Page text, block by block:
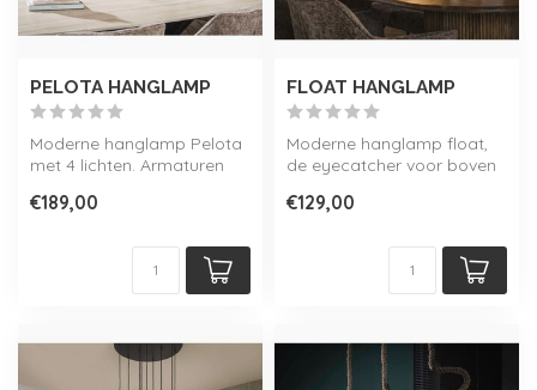
PELOTA HANGLAMP
Moderne hanglamp Pelota
met 4 lichten. Armaturen
verschillend...
€189,00
FLOAT HANGLAMP
Moderne hanglamp float,
de eyecatcher voor boven
maar ...
€129,00